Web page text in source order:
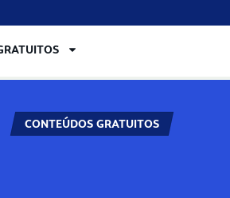
CONTEÚDOS GRATUITOS